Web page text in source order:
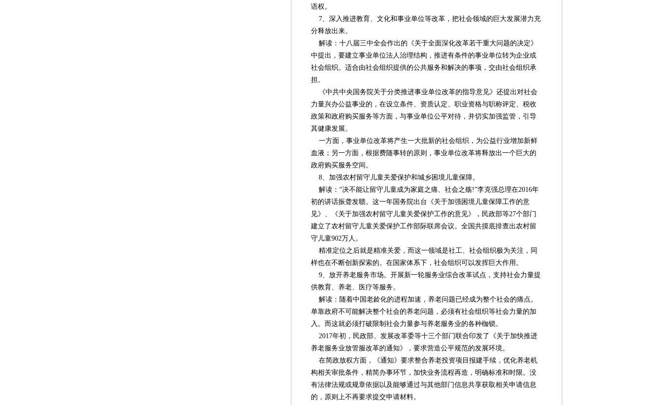
语权。
7、深入推进教育、文化和事业单位等改革，把社会领域的巨大发展潜力充
分释放出来。
解读：十八届三中全会作出的《关于全面深化改革若干重大问题的决定》
中提出，要建立事业单位法人治理结构，推进有条件的事业单位转为企业或
社会组织。适合由社会组织提供的公共服务和解决的事项，交由社会组织承
担。
《中共中央国务院关于分类推进事业单位改革的指导意见》还提出对社会
力量兴办公益事业的，在设立条件、资质认定、职业资格与职称评定、税收
政策和政府购买服务等方面，与事业单位公平对待，并切实加强监管，引导
其健康发展。
一方面，事业单位改革将产生一大批新的社会组织，为公益行业增加新鲜
血液；另一方面，根据费随事转的原则，事业单位改革将释放出一个巨大的
政府购买服务空间。
8、加强农村留守儿童关爱保护和城乡困境儿童保障。
解读：“决不能让留守儿童成为家庭之痛、社会之殇!”李克强总理在2016年
初的讲话振聋发聩。这一年国务院出台《关于加强困境儿童保障工作的意
见》、《关于加强农村留守儿童关爱保护工作的意见》，民政部等27个部门
建立了农村留守儿童关爱保护工作部际联席会议。全国共摸底排查出农村留
守儿童902万人。
精准定位之后就是精准关爱，而这一领域是社工、社会组织极为关注，同
样也在不断创新探索的。在国家体系下，社会组织可以发挥巨大作用。
9、放开养老服务市场。开展新一轮服务业综合改革试点，支持社会力量提
供教育、养老、医疗等服务。
解读：随着中国老龄化的进程加速，养老问题已经成为整个社会的痛点。
单靠政府不可能解决整个社会的养老问题，必须有社会组织等社会力量的加
入。而这就必须打破限制社会力量参与养老服务业的各种枷锁。
2017年初，民政部、发展改革委等十三个部门联合印发了《关于加快推进
养老服务业放管服改革的通知》，要求营造公平规范的发展环境。
在简政放权方面，《通知》要求整合养老投资项目报建手续，优化养老机
构相关审批条件，精简办事环节，加快业务流程再造，明确标准和时限。没
有法律法规或规章依据以及能够通过与其他部门信息共享获取相关申请信息
的，原则上不再要求提交申请材料。